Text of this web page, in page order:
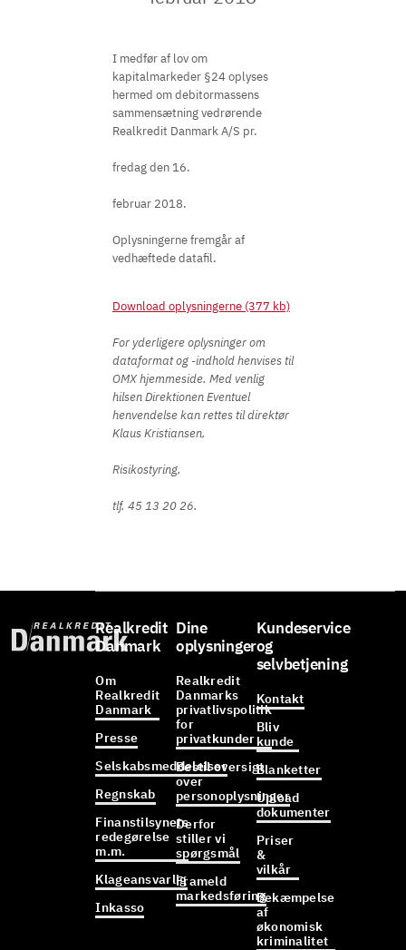
I medfør af lov om
kapitalmarkeder §24 oplyses
hermed om debitormassens
sammensætning vedrørende
Realkredit Danmark A/S pr.
fredag den 16.
februar 2018.
Oplysningerne fremgår af
vedhæftede datafil.
Download oplysningerne (377 kb)
For yderligere oplysninger om
dataformat og -indhold henvises til
OMX hjemmeside. Med venlig
hilsen Direktionen Eventuel
henvendelse kan rettes til direktør
Klaus Kristiansen,
Risikostyring,
tlf. 45 13 20 26.
Realkredit
Danmark
Om
Realkredit
Danmark
Presse
Selskabsmeddelelser
Regnskab
Finanstilsynets
redegørelse
m.m.
Klageansvarlig
Inkasso
Dine
oplysninger
Realkredit
Danmarks
privatlivspolitik
for
privatkunder
Bestil oversigt
over
personoplysninger
Derfor
stiller vi
spørgsmål
Frameld
markedsføring
Kundeservice
og
selvbetjening
Kontakt
Bliv
kunde
Blanketter
Upload
dokumenter
Priser
&
vilkår
Bekæmpelse
af
økonomisk
kriminalitet